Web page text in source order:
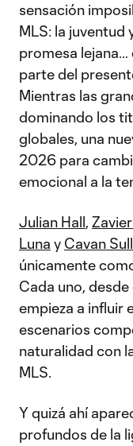
sensación
MLS: la juventud
promesa
parte del
Mientras las
dominando los
globales, una
2026 para
emocional a la
Julian Hall,
Luna y Cavan
únicamente
Cada uno,
empieza a influir
escenarios
naturalidad con
MLS.
Y quizá ahí
profundos de la